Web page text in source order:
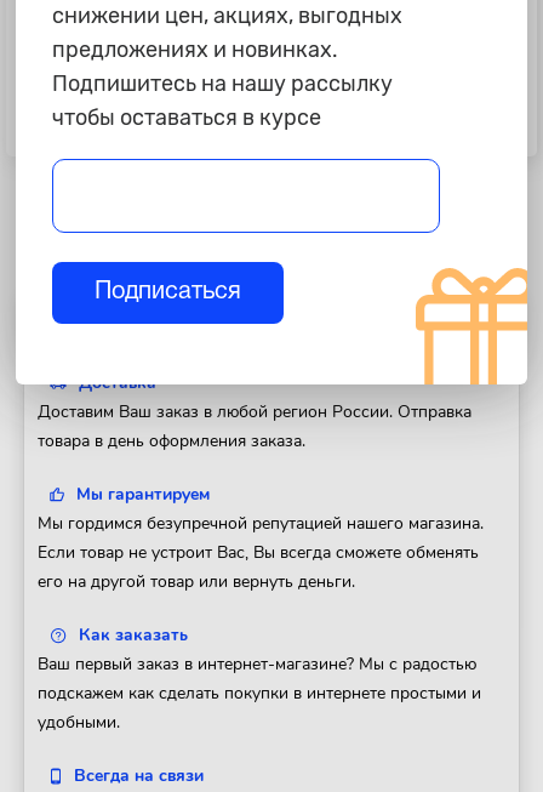
690 ₽
Резинка на домкрат бутылочного
4 425 ₽
Зацеп для реечного домкрата
"АвтоДело" Lift-mate
Доставка
Доставим Ваш заказ в любой регион России. Отправка
товара в день оформления заказа.
Мы гарантируем
Мы гордимся безупречной репутацией нашего магазина.
Если товар не устроит Вас, Вы всегда сможете обменять
его на другой товар или вернуть деньги.
Как заказать
Ваш первый заказ в интернет-магазине? Мы с радостью
подскажем как сделать покупки в интернете простыми и
удобными.
Всегда на связи
снижении цен, акциях, выгодных
предложениях и новинках.
Подпишитесь на нашу рассылку
чтобы оставаться в курсе
Подписаться